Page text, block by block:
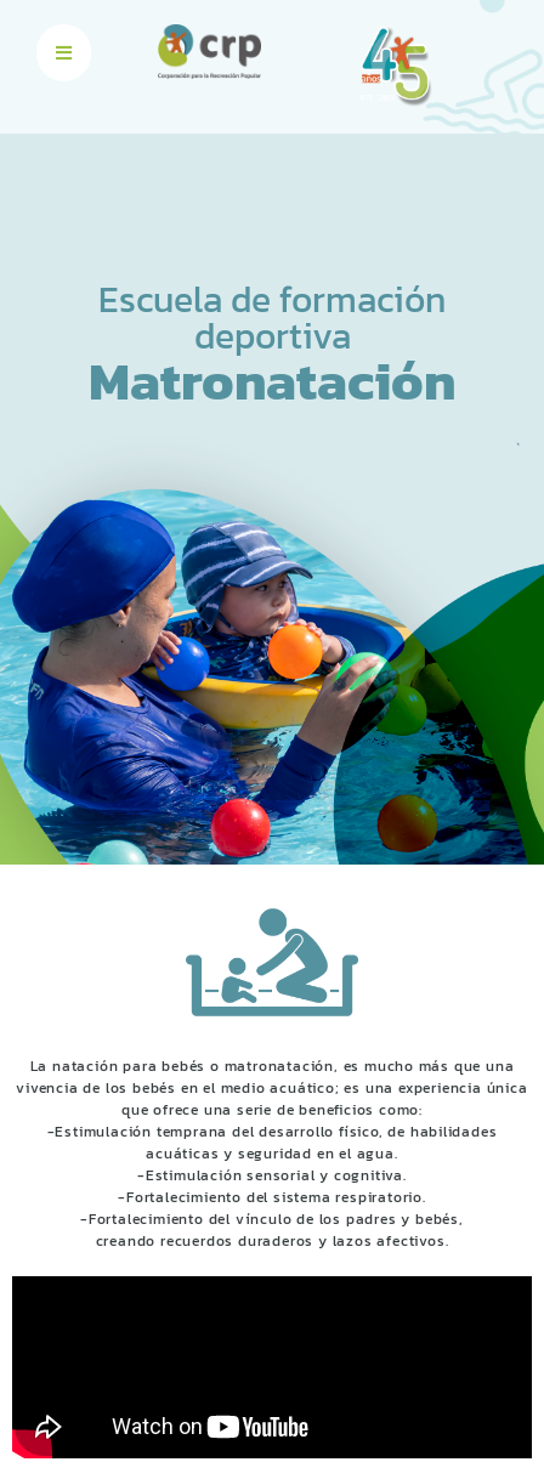
Escuela de formación
deportiva
Matronatación
La natación para bebés o matronatación, es mucho más que una
vivencia de los bebés en el medio acuático; es una experiencia única
que ofrece una serie de beneficios como:
-Estimulación temprana del desarrollo físico, de habilidades
acuáticas y seguridad en el agua.
-Estimulación sensorial y cognitiva.
-Fortalecimiento del sistema respiratorio.
-Fortalecimiento del vínculo de los padres y bebés,
creando recuerdos duraderos y lazos afectivos.